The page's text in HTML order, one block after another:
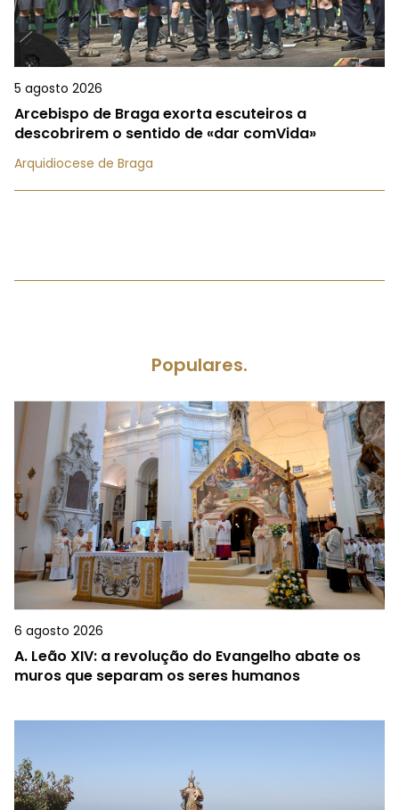
5 agosto 2026
Arcebispo de Braga exorta escuteiros a
descobrirem o sentido de «dar comVida»
Arquidiocese de Braga
Populares.
6 agosto 2026
A. Leão XIV: a revolução do Evangelho abate os
muros que separam os seres humanos